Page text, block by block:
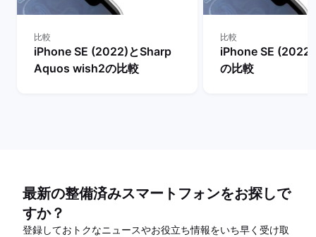
比較
iPhone SE (2022)とSharp
Aquos wish2の比較
比較
iPhone SE
の比較
最新の整備済みスマートフォンをお探しで
すか？
登録しておトクなニュースやお役立ち情報をいち早く受け取